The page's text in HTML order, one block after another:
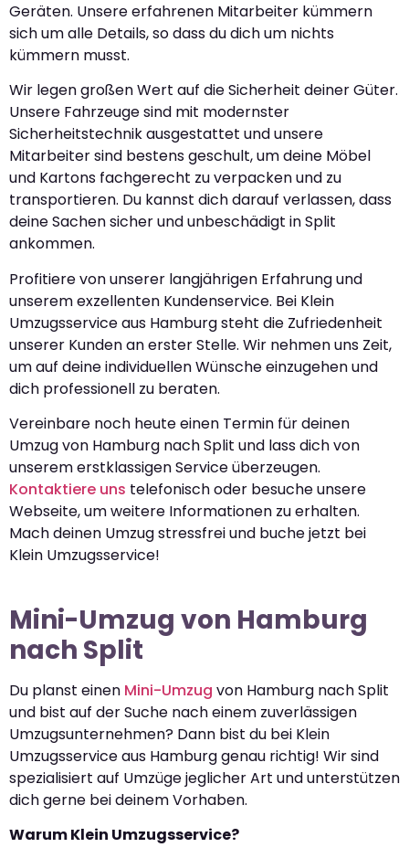
Geräten. Unsere erfahrenen Mitarbeiter kümmern
sich um alle Details, so dass du dich um nichts
kümmern musst.
Wir legen großen Wert auf die Sicherheit deiner Güter.
Unsere Fahrzeuge sind mit modernster
Sicherheitstechnik ausgestattet und unsere
Mitarbeiter sind bestens geschult, um deine Möbel
und Kartons fachgerecht zu verpacken und zu
transportieren. Du kannst dich darauf verlassen, dass
deine Sachen sicher und unbeschädigt in Split
ankommen.
Profitiere von unserer langjährigen Erfahrung und
unserem exzellenten Kundenservice. Bei Klein
Umzugsservice aus Hamburg steht die Zufriedenheit
unserer Kunden an erster Stelle. Wir nehmen uns Zeit,
um auf deine individuellen Wünsche einzugehen und
dich professionell zu beraten.
Vereinbare noch heute einen Termin für deinen
Umzug von Hamburg nach Split und lass dich von
unserem erstklassigen Service überzeugen.
Kontaktiere uns telefonisch oder besuche unsere
Webseite, um weitere Informationen zu erhalten.
Mach deinen Umzug stressfrei und buche jetzt bei
Klein Umzugsservice!
Mini-Umzug von Hamburg
nach Split
Du planst einen Mini-Umzug von Hamburg nach Split
und bist auf der Suche nach einem zuverlässigen
Umzugsunternehmen? Dann bist du bei Klein
Umzugsservice aus Hamburg genau richtig! Wir sind
spezialisiert auf Umzüge jeglicher Art und unterstützen
dich gerne bei deinem Vorhaben.
Warum Klein Umzugsservice?